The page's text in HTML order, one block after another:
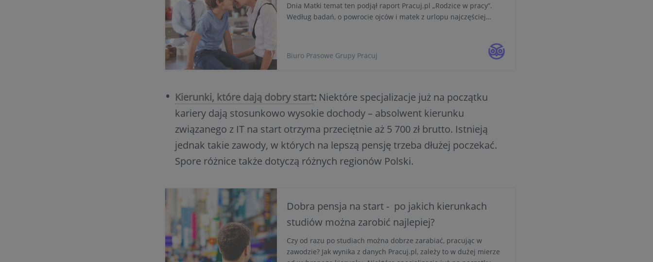
Dnia Matki temat ten podjął raport Pracuj.pl „Rodzice w pracy”.
Według badań, o powrocie ojców i matek z urlopu najczęściej
dwutygodniowe. Rodzice chętnie korzystają także z dedykowanych
benefitów. Czego oczekują matki od rynku pracy? Czy benefity
Biuro Prasowe Grupy Pracuj
Kierunki, które dają dobry start: Niektóre specjalizacje już na początku
kariery dają stosunkowo wysokie dochody – absolwent kierunku
związanego z IT na start otrzyma przeciętnie aż 5 700 zł brutto. Istnieją
jednak takie zawody, w których na lepszą pensję trzeba dłużej poczekać.
Spore różnice także dotyczą różnych regionów Polski.
Dobra pensja na start - po jakich kierunkach
studiów można zarobić najlepiej?
Czy od razu po studiach można dobrze zarabiać, pracując w
zawodzie? Jak wynika z danych Pracuj.pl, zależy to w dużej mierze